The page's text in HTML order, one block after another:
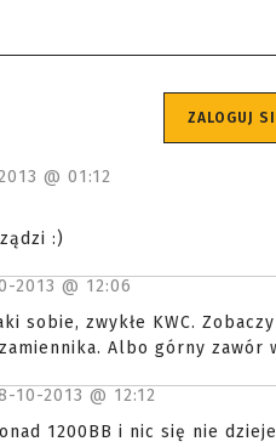
ZALOGUJ
@ 01:12
:)
2013 @ 12:06
sobie, zwykłe KWC.
Albo górny zawór
10-2013 @ 12:12
1200BB i nic się nie